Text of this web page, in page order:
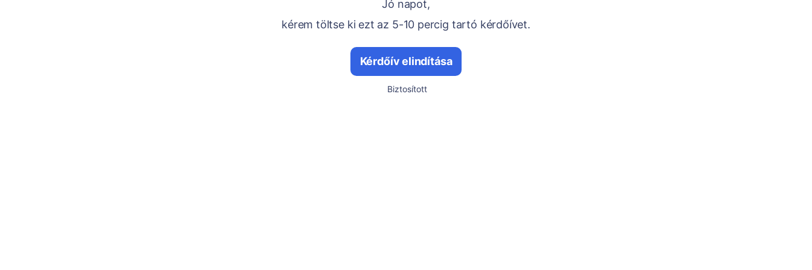
Jó napot,
kérem töltse ki ezt az 5-10 percig tartó kérdőívet.
Kérdőív elindítása
Biztosított